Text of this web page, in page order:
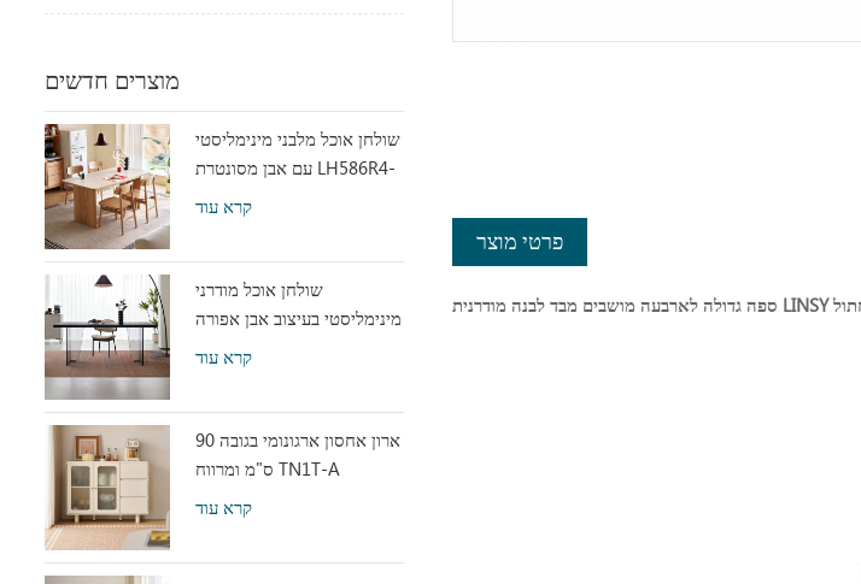
פרטי מוצר
מוצרים חדשים
שולחן אוכל מלבני מינימליסטי
עם אבן מסונטרת LH586R4-
C
קרא עוד
שולחן אוכל מודרני
מינימליסטי בעיצוב אבן אפורה
קרא עוד
ארון אחסון ארגונומי בגובה 90
ס"מ ומרווח TN1T-A
קרא עוד